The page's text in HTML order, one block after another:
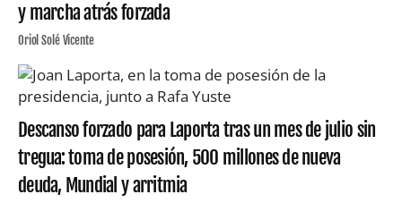
y marcha atrás forzada
Oriol Solé Vicente
Descanso forzado para Laporta tras un mes de julio sin
tregua: toma de posesión, 500 millones de nueva
deuda, Mundial y arritmia